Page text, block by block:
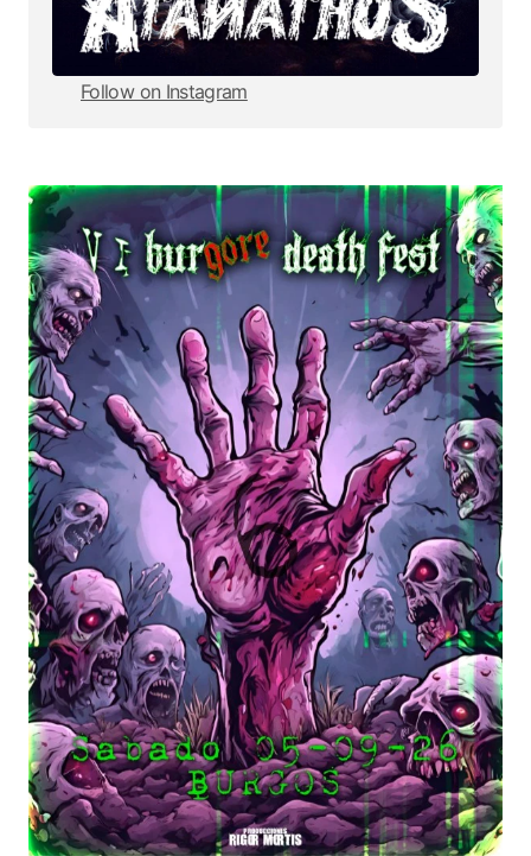
Follow on Instagram